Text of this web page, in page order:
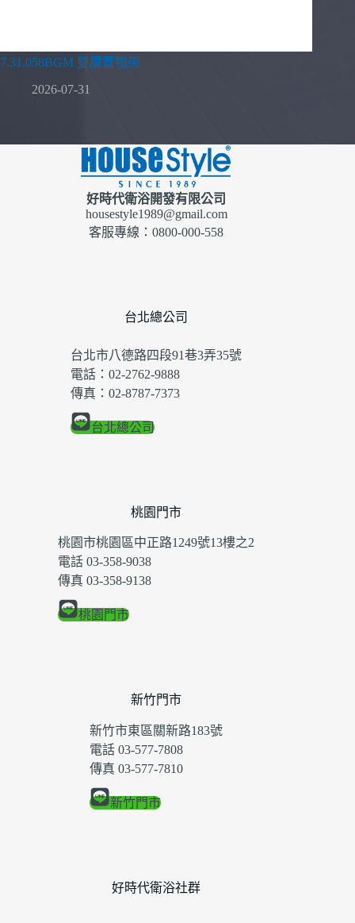
7.31.058BGM 雙層置物架
2026-07-31
好時代衛浴開發有限公司
housestyle1989@gmail.com
客服專線：0800-000-558
台北總公司
台北市八德路四段91巷3弄35號
電話：02-2762-9888
傳真：02-8787-7373
台北總公司
桃園門市
桃園市桃園區中正路1249號13樓之2
電話 03-358-9038
傳真 03-358-9138
桃園門市
新竹門市
新竹市東區關新路183號
電話 03-577-7808
傳真 03-577-7810
新竹門市
好時代衛浴社群